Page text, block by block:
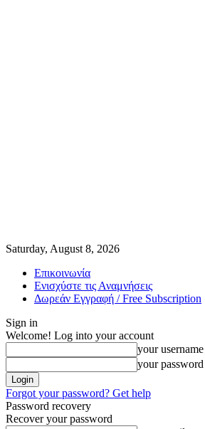
Saturday, August 8, 2026
Επικοινωνία
Ενισχύστε τις Αναμνήσεις
Δωρεάν Εγγραφή / Free Subscription
Sign in
Welcome! Log into your account
your username
your password
Forgot your password? Get help
Password recovery
Recover your password